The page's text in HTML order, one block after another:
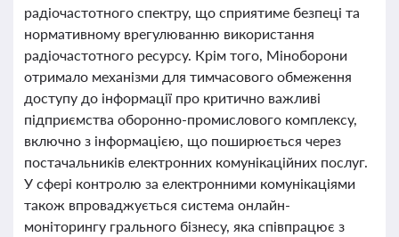
радіочастотного спектру, що сприятиме безпеці та
нормативному врегулюванню використання
радіочастотного ресурсу. Крім того, Міноборони
отримало механізми для тимчасового обмеження
доступу до інформації про критично важливі
підприємства оборонно-промислового комплексу,
включно з інформацією, що поширюється через
постачальників електронних комунікаційних послуг.
У сфері контролю за електронними комунікаціями
також впроваджується система онлайн-
моніторингу грального бізнесу, яка співпрацює з